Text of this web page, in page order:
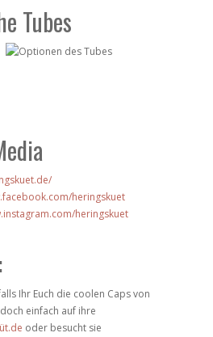
Tubes
heringskuet
heringskuet
Ihr Euch die coolen Caps von
einfach auf ihre
oder besucht sie